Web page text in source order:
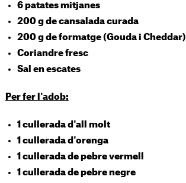
6 patates mitjanes
200 g de cansalada curada
200 g de formatge (Gouda i Cheddar)
Coriandre fresc
Sal en escates
Per fer l'adob:
1 cullerada d'all molt
1 cullerada d'orenga
1 cullerada de pebre vermell
1 cullerada de pebre negre